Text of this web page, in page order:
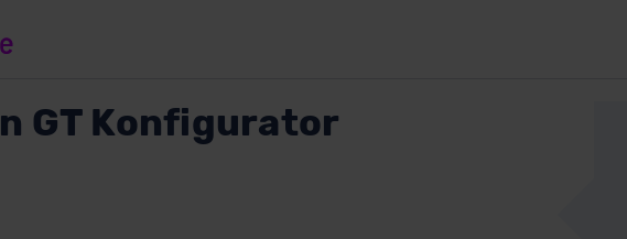
GT Konfigurator